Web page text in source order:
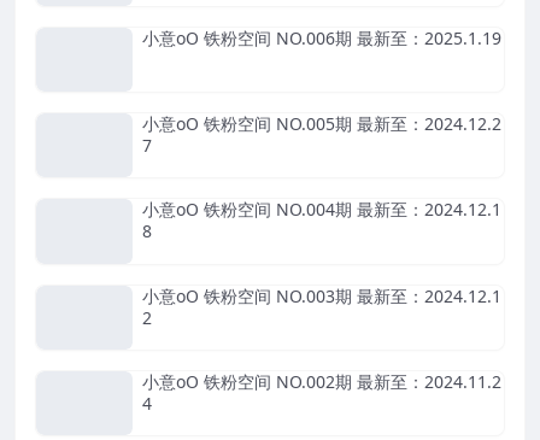
小意oO 铁粉空间 NO.006期 最新至：2025.1.19
小意oO 铁粉空间 NO.005期 最新至：2024.12.2
7
小意oO 铁粉空间 NO.004期 最新至：2024.12.1
8
小意oO 铁粉空间 NO.003期 最新至：2024.12.1
2
小意oO 铁粉空间 NO.002期 最新至：2024.11.2
4